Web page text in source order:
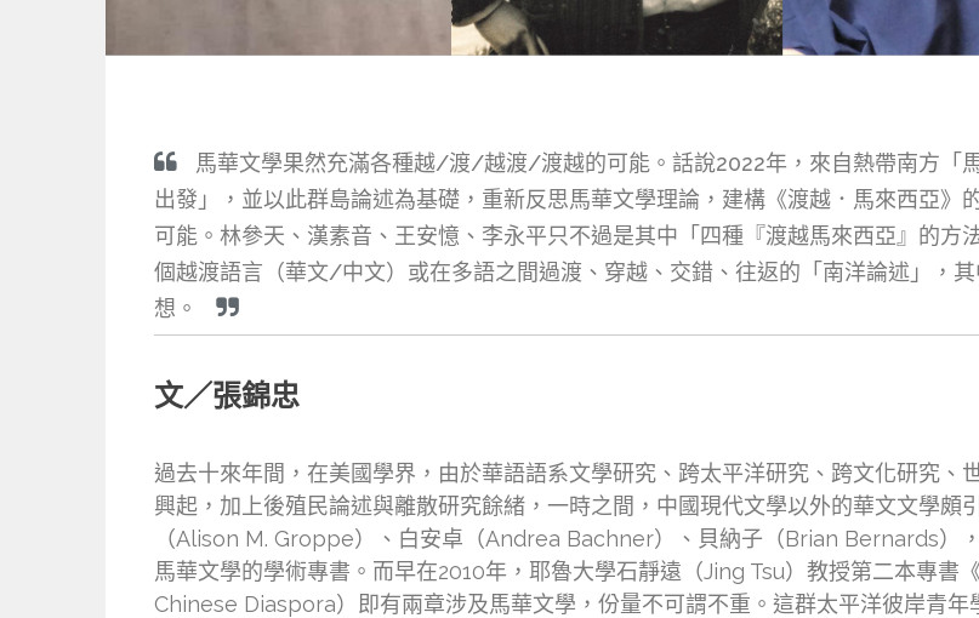
馬華文學果然充滿各種越/渡/越渡/渡越的可能。話說2022年，來自熱帶南方「
出發」，並以此群島論述為基礎，重新反思馬華文學理論，建構《渡越．馬來西亞
可能。林參天、漢素音、王安憶、李永平只不過是其中「四種『渡越馬來西亞』的方
個越渡語言（華文/中文）或在多語之間過渡、穿越、交錯、往返的「南洋論述」，
想。
文／張錦忠
過去十來年間，在美國學界，由於華語語系文學研究、跨太平洋研究、跨文化研究、
興起，加上後殖民論述與離散研究餘緒，一時之間，中國現代文學以外的華文文學頗
（Alison M. Groppe）、白安卓（Andrea Bachner）、貝納子（Brian Bernards）
馬華文學的學術專書。而早在2010年，耶魯大學石靜遠（Jing Tsu）教授第二本專
Chinese Diaspora）即有兩章涉及馬華文學，份量不可謂不重。這群太平洋彼岸青